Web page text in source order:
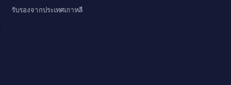
รับรองจากประเทศเกาหลี